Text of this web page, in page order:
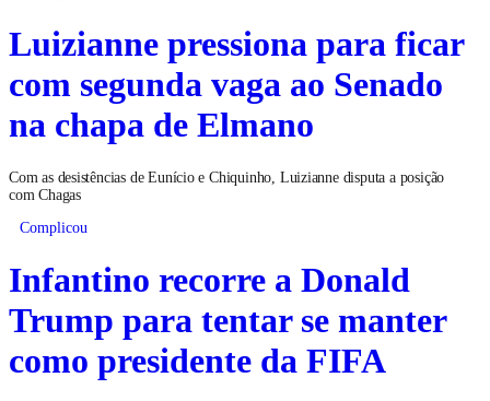
Luizianne pressiona para ficar
com segunda vaga ao Senado
na chapa de Elmano
Com as desistências de Eunício e Chiquinho, Luizianne disputa a posição
com Chagas
Complicou
Infantino recorre a Donald
Trump para tentar se manter
como presidente da FIFA